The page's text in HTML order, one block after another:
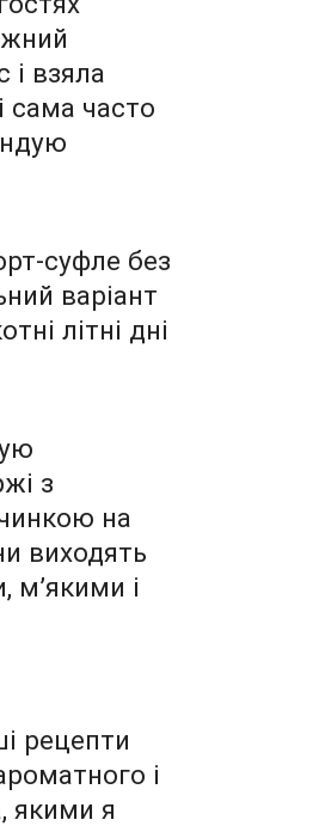
і взяла
сама часто
суфле без
варіант
літні дні
з
на
виходять
і
рецепти
і
якими я